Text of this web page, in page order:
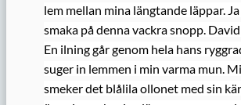
lem mellan mina längtande läppar.
smaka på denna vackra snopp.
En ilning går genom hela hans
suger in lemmen i min varma mun.
smeker det blålila ollonet med sin